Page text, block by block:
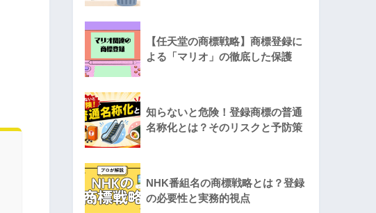
【任天堂の商標戦略】商標登録に
よる「マリオ」の徹底した保護
知らないと危険！登録商標の普通
名称化とは？そのリスクと予防策
NHK番組名の商標戦略とは？登録
の必要性と実務的視点